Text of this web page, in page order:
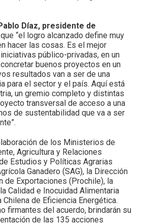
Díaz, presidente de
“el logro alcanzado define muy
hacer las cosas. Es el mejor
público-privadas, en un
buenos proyectos en un
resultados van a ser de una
para el sector y el país. Aquí está
un gremio completo y distintas
transversal de acceso a una
de sustentabilidad que va a ser
de los Ministerios de
Agricultura y Relaciones
Estudios y Políticas Agrarias
Ganadero (SAG), la Dirección
de Exportaciones (Prochile), la
Calidad e Inocuidad Alimentaria
Chilena de Eficiencia Energética.
firmantes del acuerdo, brindarán su
de las 135 acciones